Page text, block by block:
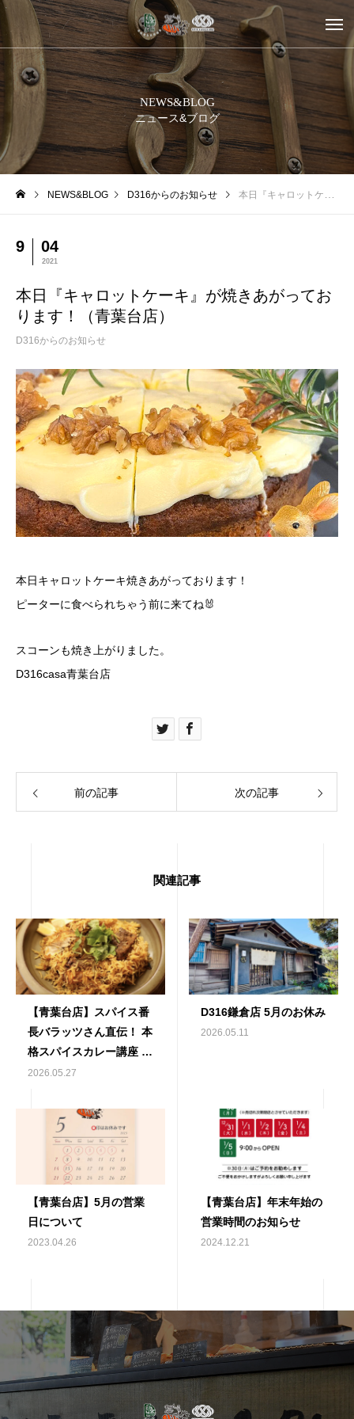
NEWS&BLOG
ニュース&ブログ
NEWS&BLOG D316からのお知らせ 本日『キャロットケーキ』が焼きあがっております！（青葉台店）
9 04
2021
本日『キャロットケーキ』が焼きあがってお
ります！（青葉台店）
D316からのお知らせ
本日キャロットケーキ焼きあがっております！
ピーターに食べられちゃう前に来てね🐰
スコーンも焼き上がりました。
D316casa青葉台店
前の記事 次の記事
関連記事
【青葉台店】スパイス番
長バラッツさん直伝！ 本
格スパイスカレー講座 午
後の部
2026.05.27
D316鎌倉店 5月のお休み
2026.05.11
【青葉台店】5月の営業
日について
2023.04.26
【青葉台店】年末年始の
営業時間のお知らせ
2024.12.21